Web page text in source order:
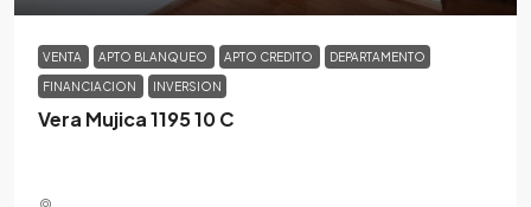
VENTA APTO BLANQUEO APTO CREDITO DEPARTAMENTO
FINANCIACION INVERSION
Vera Mujica 1195 10 C